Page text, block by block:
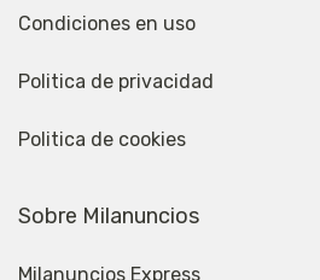
Condiciones en uso
Politica de privacidad
Politica de cookies
Sobre Milanuncios
Milanuncios Express